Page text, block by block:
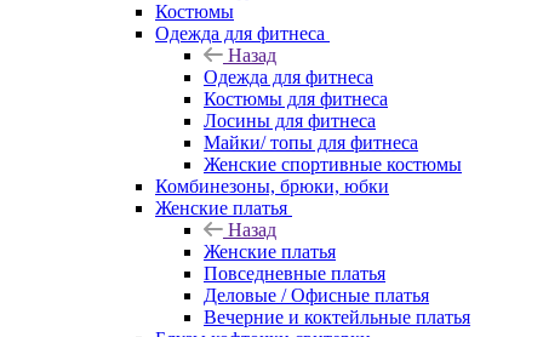
Костюмы
Одежда для фитнеса
Назад
Одежда для фитнеса
Костюмы для фитнеса
Лосины для фитнеса
Майки/ топы для фитнеса
Женские спортивные костюмы
Комбинезоны, брюки, юбки
Женские платья
Назад
Женские платья
Повседневные платья
Деловые / Офисные платья
Вечерние и коктейльные платья